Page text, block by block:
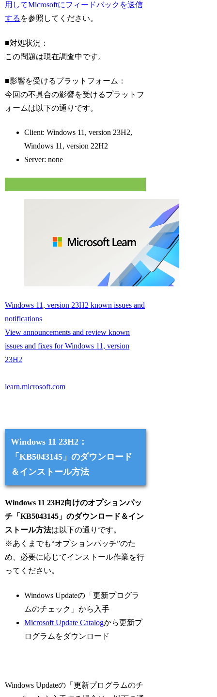
用してMicrosoftにフィードバックを送信
する を参照してください。
■対処状況：
この問題は現在調査中です。
■影響を受けるプラットフォーム：
今回の不具合の影響を受けるプラットフ
ォームは以下の通りです。
Client: Windows 11, version 23H2,
Windows 11, version 22H2
Server: none
Windows 11, version 23H2 known issues and
notifications
View announcements and review known
issues and fixes for Windows 11, version
23H2
learn.microsoft.com
Windows 11 23H2：
「KB5043145」のダウンロード
＆インストール方法
Windows 11 23H2向けのオプションパッ
チ「KB5043145」のダウンロード＆イン
ストール方法は以下の通りです。
※あくまでも“オプションパッチ”のた
め、必要に応じてインストール作業を行
ってください。
Windows Updateの「更新プログラ
ムのチェック」から入手
Microsoft Update Catalogから更新プ
ログラムをダウンロード
Windows Updateの「更新プログラムのチ